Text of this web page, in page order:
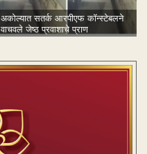
अकोल्यात सतर्क आरपीएफ कॉन्स्टेबलने
वाचवले जेष्ठ प्रवाशाचे प्राण